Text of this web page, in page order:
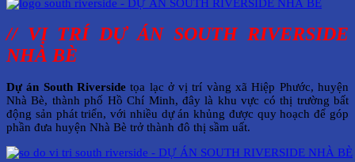
// VỊ TRÍ DỰ ÁN SOUTH RIVERSIDE
NHÀ BÈ
Dự án South Riversidetọa lạc ở vị trí vàng xã Hiệp Phước, huyện
Nhà Bè, thành phố Hồ Chí Minh, đây là khu vực có thị trường bất
động sản phát triển, với nhiều dự án khủng được quy hoạch để góp
phần đưa huyện Nhà Bè trở thành đô thị sầm uất.